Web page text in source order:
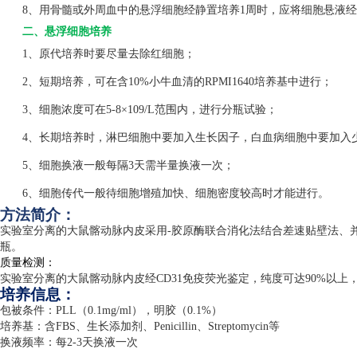
8、用骨髓或外周血中的悬浮细胞经静置培养1周时，应将细胞悬液
二、悬浮细胞培养
1、原代培养时要尽量去除红细胞；
2、短期培养，可在含10%小牛血清的RPMI1640培养基中进行；
3、细胞浓度可在5-8×109/L范围内，进行分瓶试验；
4、长期培养时，淋巴细胞中要加入生长因子，白血病细胞中要加入
5、细胞换液一般每隔3天需半量换液一次；
6、细胞传代一般待细胞增殖加快、细胞密度较高时才能进行。
方法简介：
实验室分离的大鼠髂动脉内皮采用-胶原酶联合消化法结合差速贴壁法、
瓶。
质量检测：
实验室分离的大鼠髂动脉内皮经CD31免疫荧光鉴定，纯度可达90%以上
培养信息：
包被条件： PLL （0.1mg/ml），明胶（0.1%）
培养基：含FBS、生长添加剂、 Penicillin、 Streptomycin等
换液频率：每2-3天换液一次